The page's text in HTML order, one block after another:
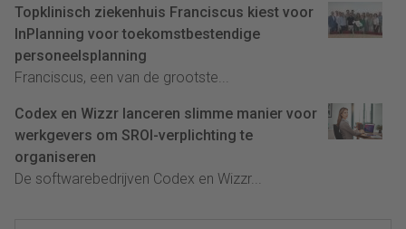
Topklinisch ziekenhuis Franciscus kiest voor
InPlanning voor toekomstbestendige
personeelsplanning
Franciscus, een van de grootste...
Codex en Wizzr lanceren slimme manier voor
werkgevers om SROI-verplichting te
organiseren
De softwarebedrijven Codex en Wizzr...